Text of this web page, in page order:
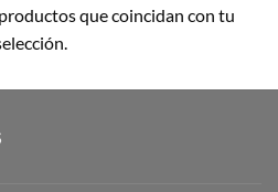
que coincidan con tu